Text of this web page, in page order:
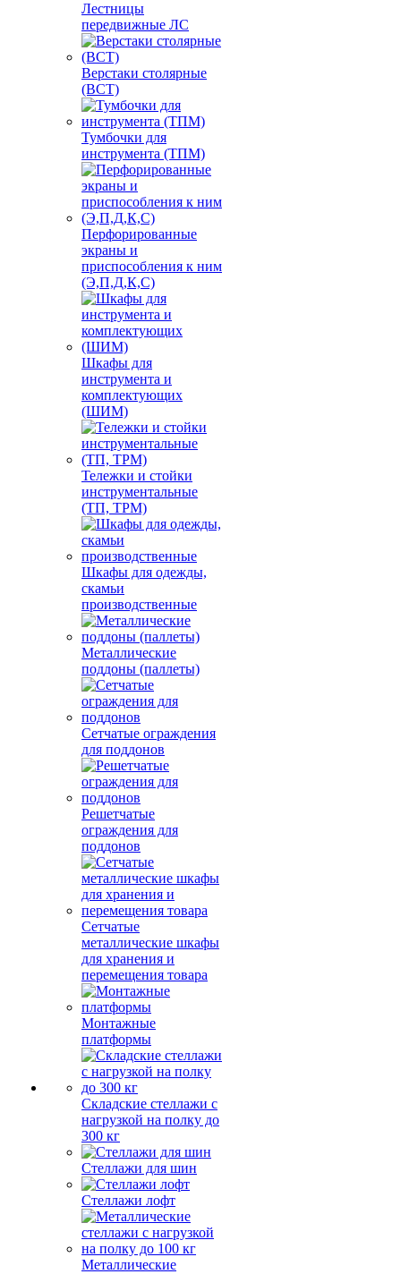
Лестницы
передвижные ЛС
Верстаки столярные
(ВСТ)
Тумбочки для
инструмента (ТПМ)
Перфорированные
экраны и
приспособления к ним
(Э,П,Д,К,С)
Шкафы для
инструмента и
комплектующих
(ШИМ)
Тележки и стойки
инструментальные
(ТП, ТРМ)
Шкафы для одежды,
скамьи
производственные
Металлические
поддоны (паллеты)
Сетчатые ограждения
для поддонов
Решетчатые
ограждения для
поддонов
Сетчатые
металлические шкафы
для хранения и
перемещения товара
Монтажные
платформы
Складские стеллажи с
нагрузкой на полку до
300 кг
Стеллажи для шин
Стеллажи лофт
Металлические